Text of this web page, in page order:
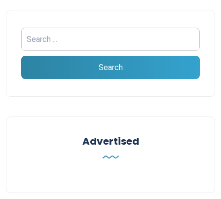
Advertised